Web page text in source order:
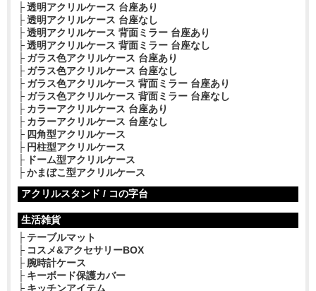
透明アクリルケース 台座あり
透明アクリルケース 台座なし
透明アクリルケース 背面ミラー 台座あり
透明アクリルケース 背面ミラー 台座なし
ガラス色アクリルケース 台座あり
ガラス色アクリルケース 台座なし
ガラス色アクリルケース 背面ミラー 台座あり
ガラス色アクリルケース 背面ミラー 台座なし
カラーアクリルケース 台座あり
カラーアクリルケース 台座なし
四角型アクリルケース
円柱型アクリルケース
ドーム型アクリルケース
かまぼこ型アクリルケース
アクリルスタンド / コの字台
生活雑貨
テーブルマット
コスメ&アクセサリーBOX
腕時計ケース
キーボード保護カバー
キッチンアイテム